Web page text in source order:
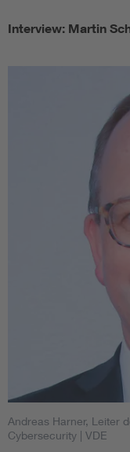
Interview: Martin
Andreas Harner, Leiter
Cybersecurity | VDE